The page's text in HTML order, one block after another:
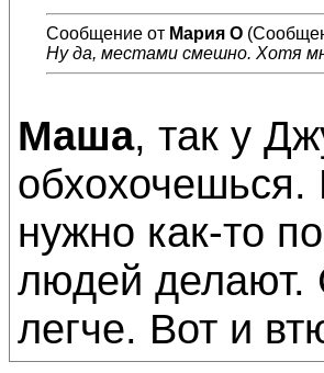
Сообщение от Мария О
Ну да, местами смешно. Хотя
Маша, так у
обхохочешься.
нужно как-то
людей делают.
легче. Вот и